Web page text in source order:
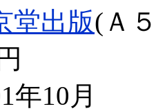
堂出版(Ａ
年10月